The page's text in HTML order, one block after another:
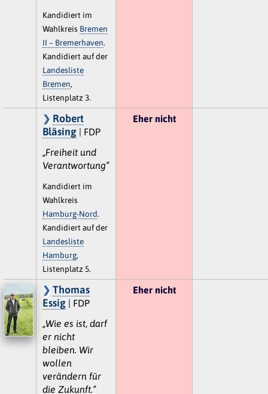
Kandidiert im
Wahlkreis Bremen
II – Bremerhaven.
Kandidiert auf der
Landesliste
Bremen,
Listenplatz 3.
Robert
Bläsing| FDP
„Freiheit und
Verantwortung“
Kandidiert im
Wahlkreis
Hamburg-Nord.
Kandidiert auf der
Landesliste
Hamburg,
Listenplatz 5.
Eher nicht
Thomas
Essig| FDP
„Wie es ist, darf
er nicht
bleiben. Wir
wollen
verändern für
die Zukunft.“
Eher nicht